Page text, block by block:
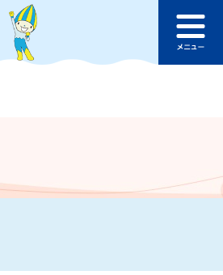
このページの本文へ
ュ